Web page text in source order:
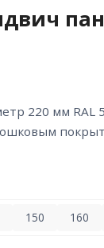
150 160